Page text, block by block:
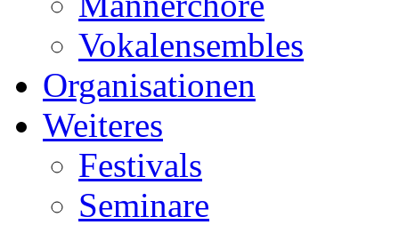
Vokalensembles
Organisationen
Weiteres
Festivals
Seminare